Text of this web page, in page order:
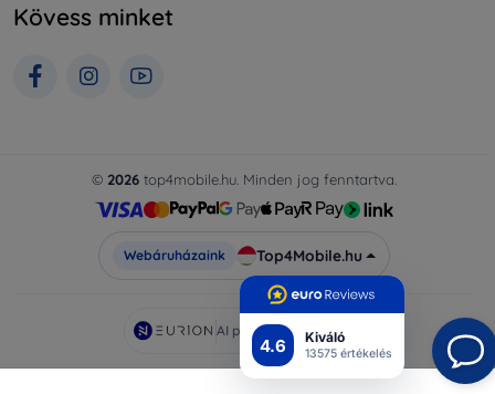
4.6 Kiváló
13575 értékelés
Kövess minket
© 2026 top4mobile.hu. Minden jog fenntartva.
Webáruházaink Top4Mobile.hu
AI powered byEurion